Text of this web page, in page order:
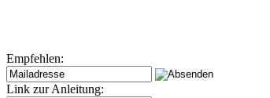
Empfehlen:
Link zur Anleitung: